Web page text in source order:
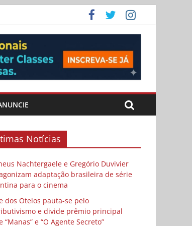
Notícias
Nachtergaele e Gregório Duvivier
adaptação brasileira de série
para o cinema
dos Otelos pauta-se pelo
e divide prêmio principal
“Manas” e “O Agente Secreto”